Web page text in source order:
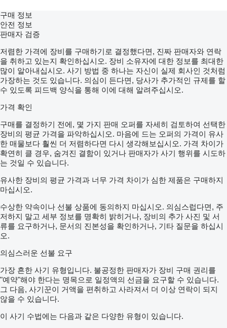
구매 정보
안전 정보
판매자 검증
저렴한 가격에 장비를 구매하기로 결정했다면, 진짜 판매자와 연락
을 취하고 있는지 확인하십시오. 장비 소유자에 대한 정보를 최대한
많이 알아내십시오. 사기 방법 중 하나는 자신이 실제 회사인 것처럼
가장하는 것도 있습니다. 의심이 든다면, 당사가 추가적인 규제를 할
수 있도록 피드백 양식을 통해 이에 대해 알려주십시오.
가격 확인
구매를 결정하기 전에, 몇 가지 판매 오퍼를 자세히 검토하여 선택한
장비의 평균 가격을 파악하십시오. 마음에 드는 오퍼의 가격이 유사
한 매물보다 훨씬 더 저렴하다면 다시 생각해보십시오. 가격 차이가
확연히 클 경우, 숨겨진 결함이 있거나 판매자가 사기 행위를 시도하
는 것일 수 있습니다.
유사한 장비의 평균 가격과 너무 가격 차이가 심한 제품은 구매하지
마십시오.
수상한 약속이나 선불 상품에 동의하지 마십시오. 의심스럽다면, 주
저하지 말고 세부 정보를 명확히 밝히거나, 장비의 추가 사진 및 서
류를 요구하거나, 문서의 진본성을 확인하거나, 기타 질문을 하십시
오.
의심스러운 선불 요구
가장 흔한 사기 유형입니다. 불공정한 판매자가 장비 구매 권리를
"예약"해야 한다는 명목으로 일정액의 선금을 요구할 수 있습니다.
그 다음, 사기꾼이 거액을 편취하고 사라져서 더 이상 연락이 되지
않을 수 있습니다.
이 사기 수법에는 다음과 같은 다양한 유형이 있습니다.